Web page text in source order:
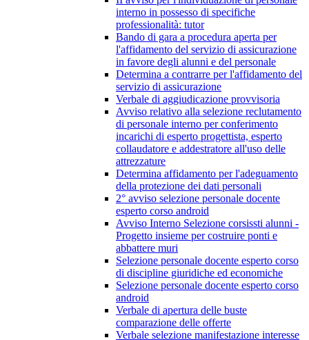
interno in possesso di specifiche
professionalità: tutor
Bando di gara a procedura aperta per
l'affidamento del servizio di assicurazione
in favore degli alunni e del personale
Determina a contrarre per l'affidamento del
servizio di assicurazione
Verbale di aggiudicazione provvisoria
Avviso relativo alla selezione reclutamento
di personale interno per conferimento
incarichi di esperto progettista, esperto
collaudatore e addestratore all'uso delle
attrezzature
Determina affidamento per l'adeguamento
della protezione dei dati personali
2° avviso selezione personale docente
esperto corso android
Avviso Interno Selezione corsissti alunni -
Progetto insieme per costruire ponti e
abbattere muri
Selezione personale docente esperto corso
di discipline giuridiche ed economiche
Selezione personale docente esperto corso
android
Verbale di apertura delle buste
comparazione delle offerte
Verbale selezione manifestazione interesse